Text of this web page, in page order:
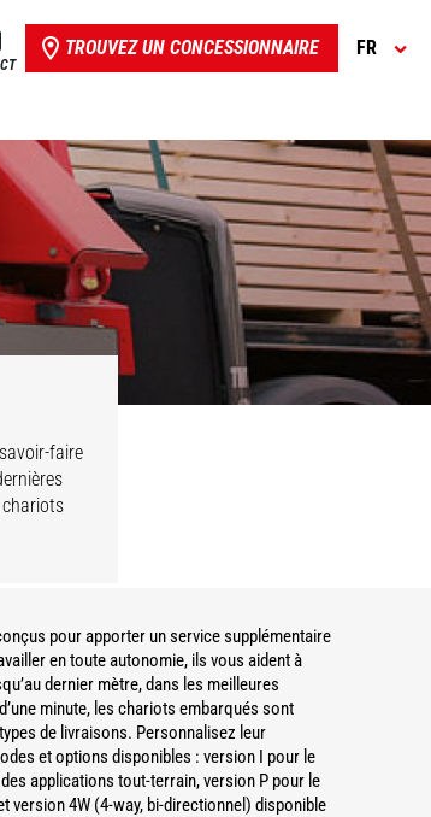
TROUVEZ UN CONCESSIONNAIRE FR
faire
pour apporter un service supplémentaire
en toute autonomie, ils vous aident à
dernier mètre, dans les meilleures
minute, les chariots embarqués sont
de livraisons. Personnalisez leur
et options disponibles : version I pour le
applications tout-terrain, version P pour le
version 4W (4-way, bi-directionnel) disponible